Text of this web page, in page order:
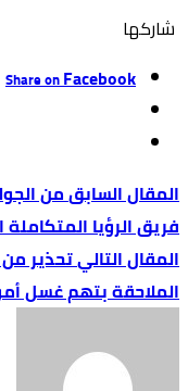
‫‫ شاركها‬
Share onFacebook
من
فريق الرؤيا المتكاملة
تحذير
الملاحقة بتهم غسل